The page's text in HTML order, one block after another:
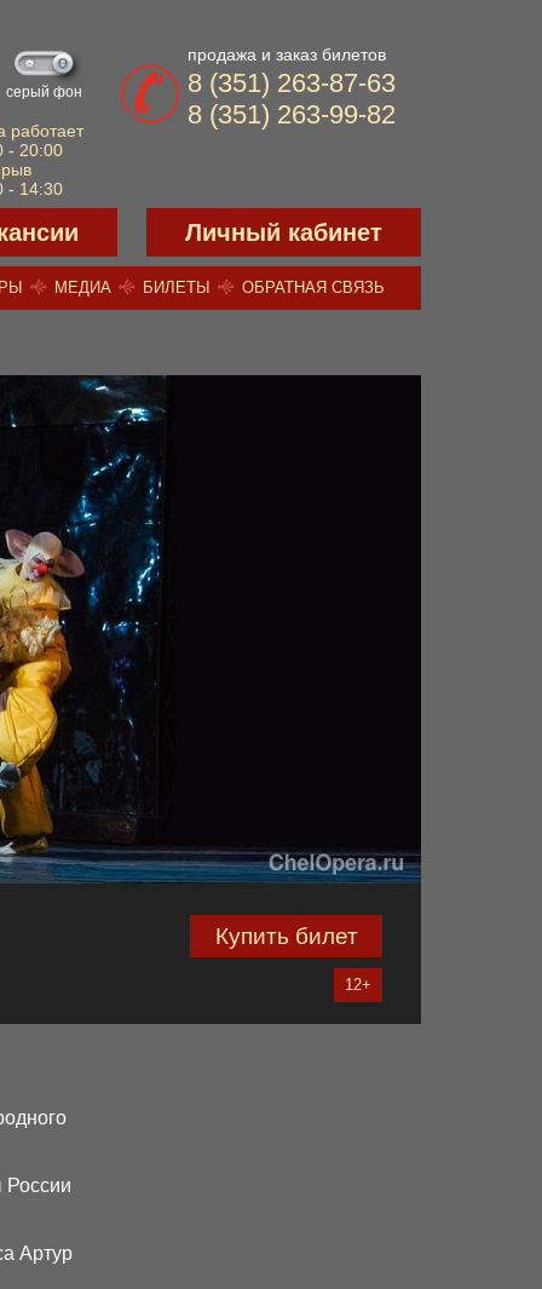
серый фон
работает
- 20:00
- 14:30
продажа и заказ билетов
8 (351) 263-87-63
8 (351) 263-99-82
Личный кабинет
МЕДИА БИЛЕТЫ ОБРАТНАЯ СВЯЗЬ
Купить билет
12+
России
Артур